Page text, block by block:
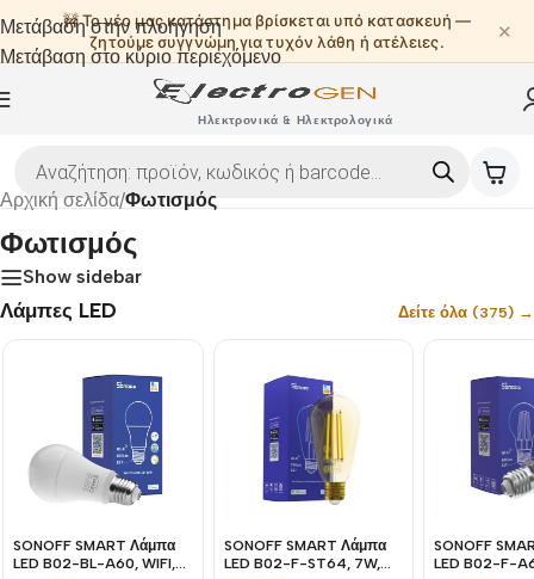
🚧 Το νέο μας κατάστημα βρίσκεται υπό κατασκευή —
ζητούμε συγγνώμη για τυχόν λάθη ή ατέλειες.
✕
Μετάβαση στην πλοήγηση
Μετάβαση στο κύριο περιεχόμενο
Ηλεκτρονικά & Ηλεκτρολογικά
Αρχική σελίδα/Φωτισμός
Φωτισμός
Show sidebar
Λάμπες LED Δείτε όλα (375) →
SONOFF SMART Λάμπα
LED B02-BL-A60, WIFI,
SONOFF SMART Λάμπα
LED B02-F-ST64, 7W,
SONOFF
LED B02-F-